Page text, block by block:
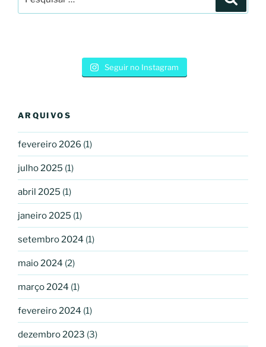
por:
Seguir no Instagram
ARQUIVOS
fevereiro 2026 (1)
julho 2025 (1)
abril 2025 (1)
janeiro 2025 (1)
setembro 2024 (1)
maio 2024 (2)
março 2024 (1)
fevereiro 2024 (1)
dezembro 2023 (3)